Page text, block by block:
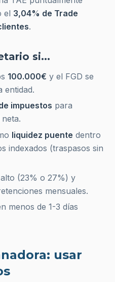
el 3,04% de Trade
.
si...
100.000€ y el FGD se
entidad.
impuestos para
liquidez puente dentro
indexados (traspasos sin
(23% o 27%) y
mensuales.
menos de 1-3 días
usar